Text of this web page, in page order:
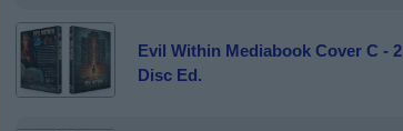
Evil Within Mediabook Cover C - 2
Disc Ed.